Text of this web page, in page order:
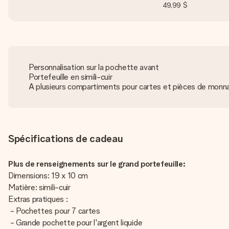
49,99 $
Personnalisation sur la pochette avant
Portefeuille en simili-cuir
A plusieurs compartiments pour cartes et pièces de
Spécifications de cadeau
Plus de renseignements sur le grand portefeuille:
Dimensions: 19 x 10 cm
Matière: simili-cuir
Extras pratiques :
- Pochettes pour 7 cartes
- Grande pochette pour l'argent liquide